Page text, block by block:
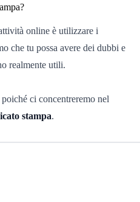
online è utilizzare i
che tu possa avere dei dubbi e
realmente utili.
ci concentreremo nel
stampa.